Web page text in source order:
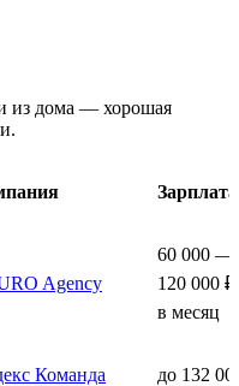
из дома — хорошая
Зарплата
Agency
60 000 —
120 000 ₽
в месяц
Команда
до 132